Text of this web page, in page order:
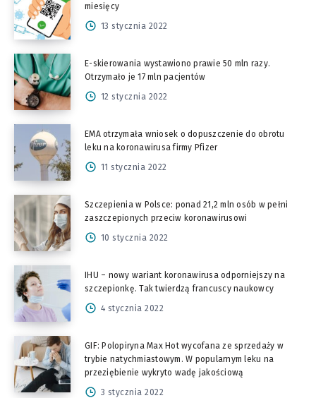
miesięcy
13 stycznia 2022
E-skierowania wystawiono prawie 50 mln razy.
Otrzymało je 17 mln pacjentów
12 stycznia 2022
EMA otrzymała wniosek o dopuszczenie do obrotu
leku na koronawirusa firmy Pfizer
11 stycznia 2022
Szczepienia w Polsce: ponad 21,2 mln osób w pełni
zaszczepionych przeciw koronawirusowi
10 stycznia 2022
IHU – nowy wariant koronawirusa odporniejszy na
szczepionkę. Tak twierdzą francuscy naukowcy
4 stycznia 2022
GIF: Polopiryna Max Hot wycofana ze sprzedaży w
trybie natychmiastowym. W popularnym leku na
przeziębienie wykryto wadę jakościową
3 stycznia 2022